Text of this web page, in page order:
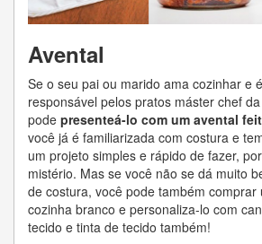
Avental
Se o seu pai ou marido ama cozinhar e
responsável pelos pratos máster chef
pode presenteá-lo com um avental
você já é familiarizada com costura e
um projeto simples e rápido de fazer,
mistério. Mas se você não se dá muito
de costura, você pode também comprar
cozinha branco e personaliza-lo com
tecido e tinta de tecido também!